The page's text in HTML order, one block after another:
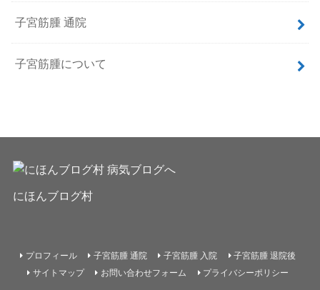
子宮筋腫 通院
子宮筋腫について
にほんブログ村
プロフィール 子宮筋腫 通院 子宮筋腫 入院
子宮筋腫 退院後
サイトマップ
お問い合わせフォーム プライバシーポリシー